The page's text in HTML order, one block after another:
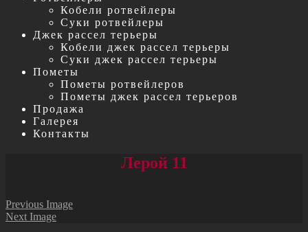
Кобели ротвейлеры
Суки ротвейлеры
Джек рассел терьеры
Кобели джек рассел терьеры
Суки джек рассел терьеры
Пометы
Пометы ротвейлеров
Пометы джек рассел терьеров
Продажа
Галерея
Контакты
Лерой 11
Previous Image
Next Image